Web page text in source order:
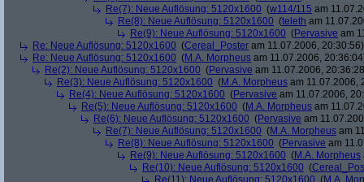
Re(7): Neue Auflösung: 5120x1600 (w114/115 am
Re(8): Neue Auflösung: 5120x1600 (teleth am
Re(9): Neue Auflösung: 5120x1600 (Pervasive am
Re: Neue Auflösung: 5120x1600 (Cereal_Poster am 11.07.2006, 20:30:56)
Re: Neue Auflösung: 5120x1600 (M.A. Morpheus am 11.07.2006,
Re(2): Neue Auflösung: 5120x1600 (Pervasive am 11.07.2006,
Re(3): Neue Auflösung: 5120x1600 (M.A. Morpheus am 11.07.2006,
Re(4): Neue Auflösung: 5120x1600 (Pervasive am 11.07.2006,
Re(5): Neue Auflösung: 5120x1600 (M.A. Morpheus am
Re(6): Neue Auflösung: 5120x1600 (Pervasive am
Re(7): Neue Auflösung: 5120x1600 (M.A. Morpheus am
Re(8): Neue Auflösung: 5120x1600 (Pervasive am
Re(9): Neue Auflösung: 5120x1600 (M.A. Morpheus
Re(10): Neue Auflösung: 5120x1600 (
Re(11): Neue Auflösung: 5120x1600 (M.A.